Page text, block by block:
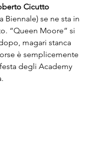
Cicutto
Biennale) se ne sta in
“Queen Moore” si
magari stanca
è semplicemente
degli Academy